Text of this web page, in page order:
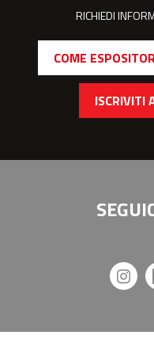
RICHIEDI
COME
ISCRIVITI